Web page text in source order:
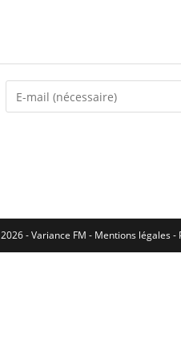
2026 - Variance FM - Mentions légales